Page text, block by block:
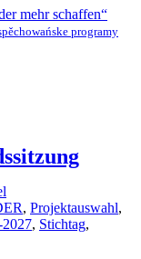
mehr schaffen“
programy
, Projektauswahl,
, Stichtag,